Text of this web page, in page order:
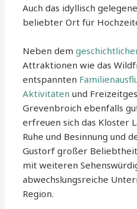
Auch das idyllisch
beliebter Ort für
Neben dem
Attraktionen wie das
entspannten
Aktivitäten und
Grevenbroich ebenfalls
erfreuen sich das Kloster
Ruhe und Besinnung und
Gustorf großer
mit weiteren
abwechslungsreiche
Region.